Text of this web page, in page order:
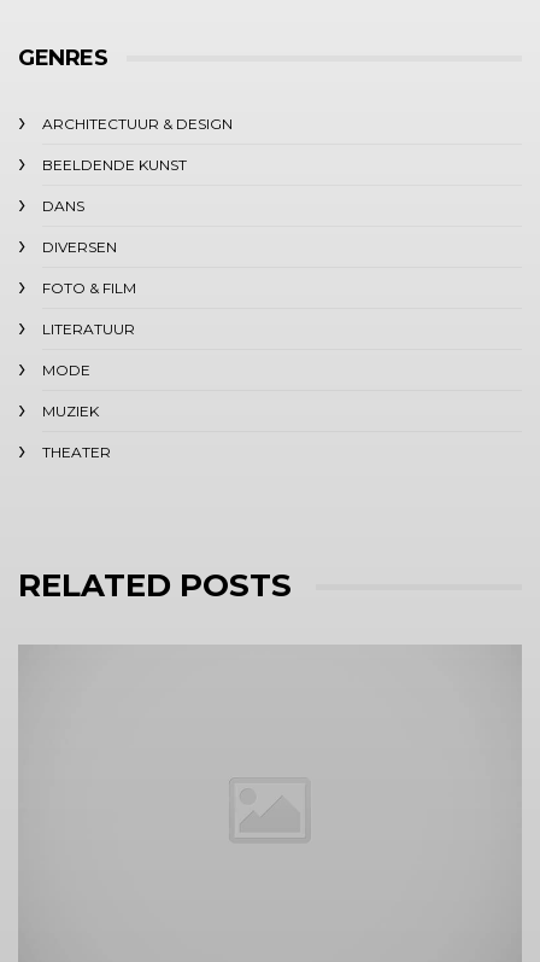
GENRES
ARCHITECTUUR & DESIGN
BEELDENDE KUNST
DANS
DIVERSEN
FOTO & FILM
LITERATUUR
MODE
MUZIEK
THEATER
RELATED POSTS